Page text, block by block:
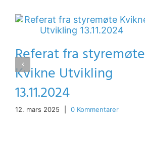
Referat fra styremøte
Kvikne Utvikling
13.11.2024
12. mars 2025 0 Kommentarer